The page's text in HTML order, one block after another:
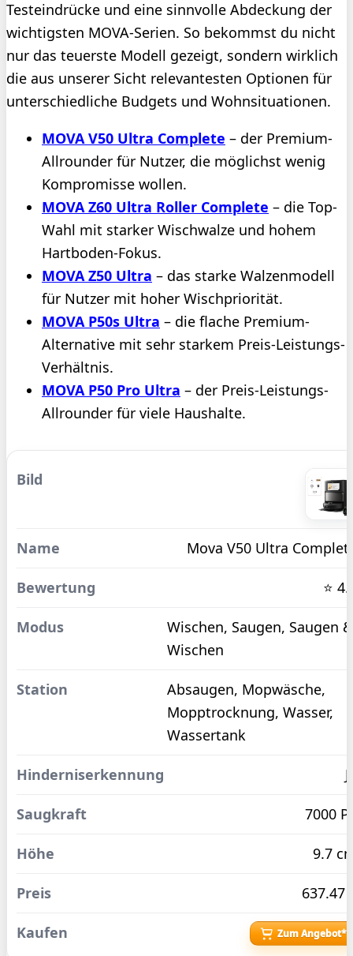
Testeindrücke und eine sinnvolle Abdeckung der
wichtigsten MOVA-Serien. So bekommst du nicht
nur das teuerste Modell gezeigt, sondern wirklich
die aus unserer Sicht relevantesten Optionen für
unterschiedliche Budgets und Wohnsituationen.
MOVA V50 Ultra Complete – der Premium-
Allrounder für Nutzer, die möglichst wenig
Kompromisse wollen.
MOVA Z60 Ultra Roller Complete – die Top-
Wahl mit starker Wischwalze und hohem
Hartboden-Fokus.
MOVA Z50 Ultra – das starke Walzenmodell
für Nutzer mit hoher Wischpriorität.
MOVA P50s Ultra – die flache Premium-
Alternative mit sehr starkem Preis-Leistungs-
Verhältnis.
MOVA P50 Pro Ultra – der Preis-Leistungs-
Allrounder für viele Haushalte.
Mova V50 Ultra
⭐
Wischen, Saugen, Saugen &
Wischen
Absaugen, Mopwäsche,
Mopptrocknung, Wasser,
Wassertank
7000
9.7
637.47
Zum Angebot*